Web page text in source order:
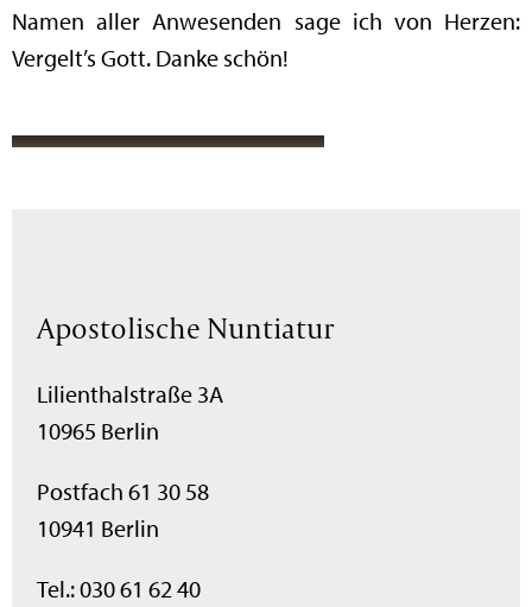
Namen aller Anwesenden sage ich von Herzen:
Vergelt’s Gott. Danke schön!
Apostolische Nuntiatur
Lilienthalstraße 3A
10965 Berlin
Postfach 61 30 58
10941 Berlin
Tel.: 030 61 62 40